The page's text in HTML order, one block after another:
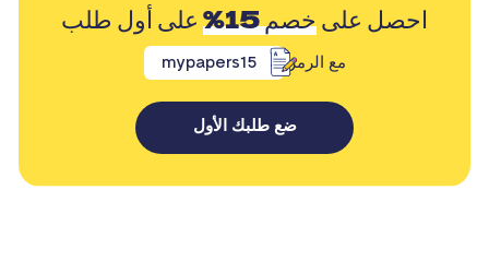
احصل علىخصم 15% على أول طلب
مع الرمز mypapers15
ضع طلبك الأول